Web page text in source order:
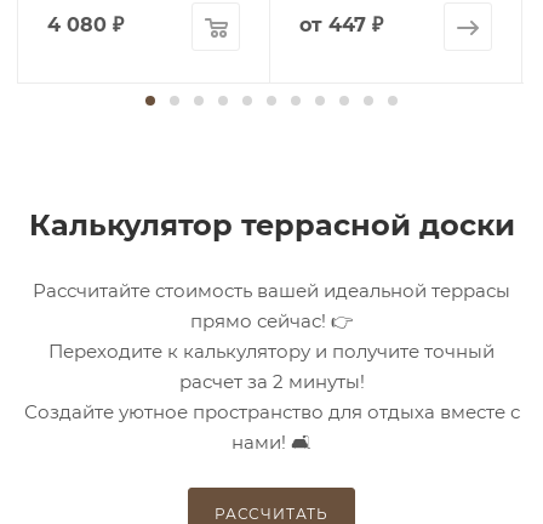
4 080 ₽ от 447 ₽
Калькулятор террасной доски
Рассчитайте стоимость вашей идеальной террасы
прямо сейчас! 👉
Переходите к калькулятору и получите точный
расчет за 2 минуты!
Создайте уютное пространство для отдыха вместе с
нами! 🛋️
РАССЧИТАТЬ